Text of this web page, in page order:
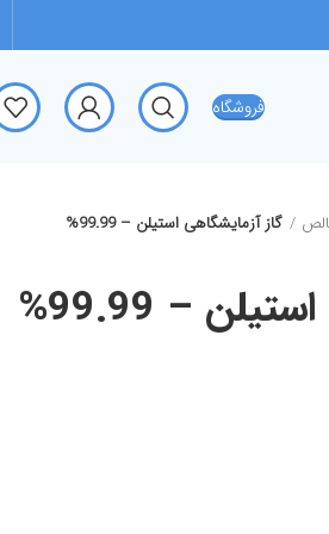
فروشگاه
گاز آزمایشگاهی استیلن – 99.99%
– 99.99%